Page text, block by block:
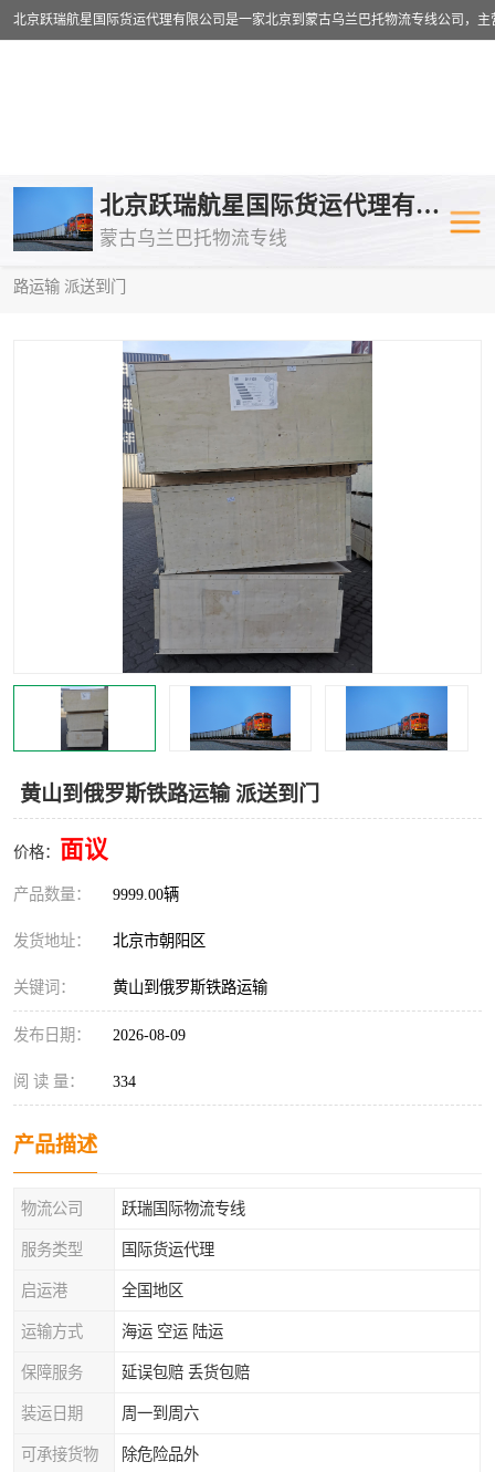
北京跃瑞航星国际货运代理有限公司
蒙古乌兰巴托物流专线
路运输 派送到门
黄山到俄罗斯铁路运输 派送到门
价格： 面议
产品数量： 9999.00辆
发货地址： 北京市朝阳区
关键词： 黄山到俄罗斯铁路运输
发布日期： 2026-08-09
阅 读 量： 334
产品描述
物流公司 跃瑞国际物流专线
服务类型 国际货运代理
启运港 全国地区
运输方式 海运 空运 陆运
保障服务 延误包赔 丢货包赔
装运日期 周一到周六
可承接货物 除危险品外
乌兰巴托物流专线 乌兰巴托铁
乌兰巴托公路运输
中欧班列
蒙古乌兰巴托双清包税
蒙古乌兰巴托空运专线
蒙古乌兰巴托汽运专线
中亚铁路运输